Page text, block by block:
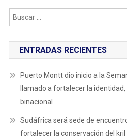
ENTRADAS RECIENTES
Puerto Montt dio inicio a la
llamado a fortalecer la
binacional
Sudáfrica será sede de
fortalecer la conservación del